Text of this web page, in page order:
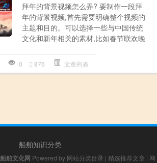
拜年的背景视频怎么弄? 要制作一段拜
年的背景视频,首先需要明确整个视频的
主题和目的。可以选择一些与中国传统
文化和新年相关的素材,比如春节联欢晚
0 876 文章列表
船舶知识分类
船舶文化网 Powered by 网站分类目录 | 精选推荐文章 | 网